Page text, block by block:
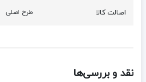
اصالت کالا طرح اصلی
نقد و بررسی‌ها